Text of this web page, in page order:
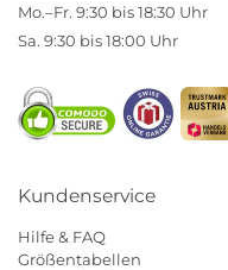
Mo.–Fr. 9:30 bis 18:30 Uhr
Sa. 9:30 bis 18:00 Uhr
Kundenservice
Hilfe & FAQ
Größentabellen